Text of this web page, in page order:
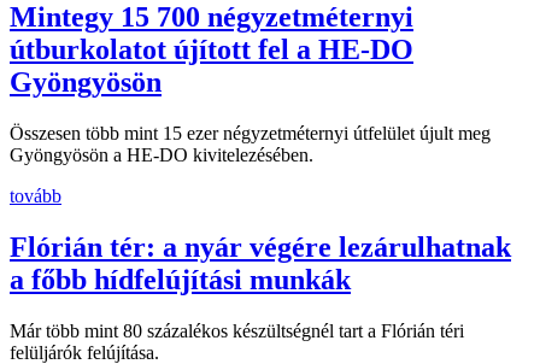
Mintegy 15 700 négyzetméternyi
útburkolatot újított fel a HE-DO
Gyöngyösön
Összesen több mint 15 ezer négyzetméternyi útfelület újult meg
Gyöngyösön a HE-DO kivitelezésében.
tovább
Flórián tér: a nyár végére lezárulhatnak
a főbb hídfelújítási munkák
Már több mint 80 százalékos készültségnél tart a Flórián téri
felüljárók felújítása.